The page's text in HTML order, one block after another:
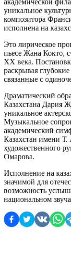
академической
уникальное
композитора
исполнена на
Это лирическое
пьесе Жана Кокто,
XX века.
раскрывая
связанные с
Драматический
Казахстана Дария
уникальное
Музыкальное
академический
Казахстан имени Т.
художественного
Омарова.
Исполнение на
значимой для
возможность
национальном